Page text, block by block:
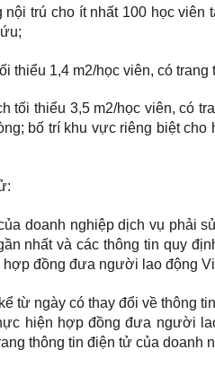
nội trú cho ít nhất 100 học
thiểu 1,4 m2/học viên, có
tối thiểu 3,5 m2/học viên, có
bố trí khu vực riêng biệt
doanh nghiệp dịch vụ phải
nhất và các thông tin quy
đồng đưa người lao động
từ ngày có thay đổi về thông
hiện hợp đồng đưa người
thông tin điện tử của doanh